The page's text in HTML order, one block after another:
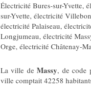
Électricité Bures-sur-Yvette,
sur-Yvette, électricité
électricité Palaiseau,
Longjumeau, électricité
Orge, électricité Châtenay-
La ville deMassy, de code
ville comptait 42258